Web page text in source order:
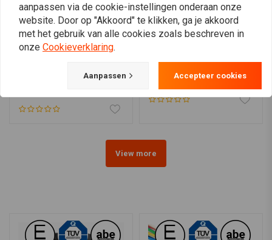
kabelbedradingsset
€292,82
View more
aanpassen via de cookie-instellingen onderaan onze
website. Door op "Akkoord" te klikken, ga je akkoord
met het gebruik van alle cookies zoals beschreven in
onze Cookieverklaring.
Aanpassen Accepteer cookies